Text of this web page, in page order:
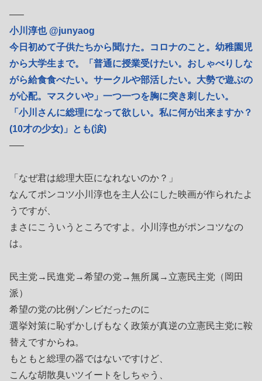
—–
小川淳也 @junyaog
今日初めて子供たちから聞けた。コロナのこと。幼稚園児
から大学生まで。「普通に授業受けたい。おしゃべりしな
がら給食食べたい。サークルや部活したい。大勢で遊ぶの
が心配。マスクいや」一つ一つを胸に突き刺したい。
「小川さんに総理になって欲しい。私に何が出来ますか？
(10才の少女)」とも(涙)
—–
「なぜ君は総理大臣になれないのか？」
なんてポンコツ小川淳也を主人公にした映画が作られたよ
うですが、
まさにこういうところですよ。小川淳也がポンコツなの
は。
民主党→民進党→希望の党→無所属→立憲民主党（岡田
派）
希望の党の比例ゾンビだったのに
選挙対策に恥ずかしげもなく政策が真逆の立憲民主党に鞍
替えですからね。
もともと総理の器ではないですけど、
こんな胡散臭いツイートをしちゃう、